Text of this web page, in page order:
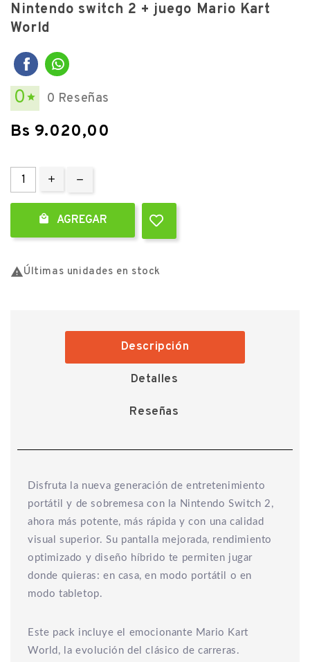
Nintendo switch 2 + juego Mario Kart
World
0  0 Reseñas
Bs 9.020,00
 AGREGAR
Últimas unidades en stock
Descripción
Detalles
Reseñas
Disfruta la nueva generación de entretenimiento
portátil y de sobremesa con la Nintendo Switch 2,
ahora más potente, más rápida y con una calidad
visual superior. Su pantalla mejorada, rendimiento
optimizado y diseño híbrido te permiten jugar
donde quieras: en casa, en modo portátil o en
modo tabletop.
Este pack incluye el emocionante Mario Kart
World, la evolución del clásico de carreras.